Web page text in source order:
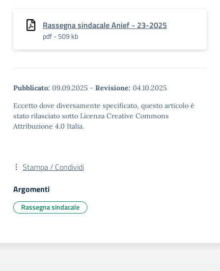
Rassegna sindacale Anief - 23-2025
pdf - 509 kb
Pubblicato: 09.09.2025 - Revisione: 04.10.2025
Eccetto dove diversamente specificato, questo articolo è
stato rilasciato sotto Licenza Creative Commons
Attribuzione 4.0 Italia.
Stampa / Condividi
Argomenti
Rassegna sindacale